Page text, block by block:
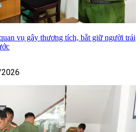
vụ gây thương tích, bắt giữ người trái